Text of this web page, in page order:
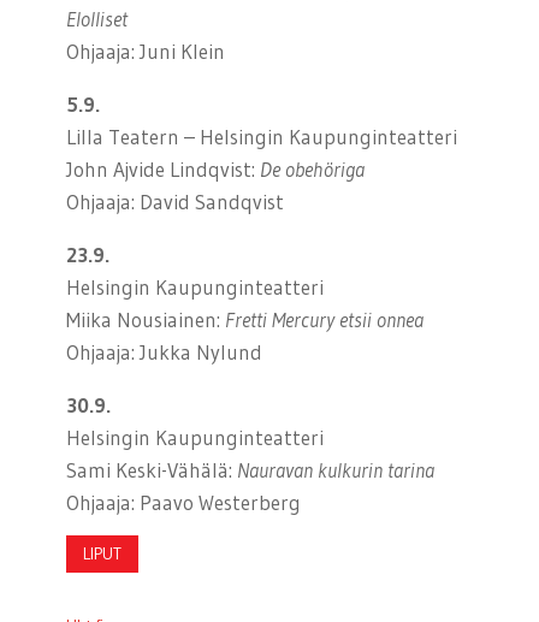
Elolliset
Ohjaaja: Juni Klein
5.9.
Lilla Teatern – Helsingin Kaupunginteatteri
John Ajvide Lindqvist: De obehöriga
Ohjaaja: David Sandqvist
23.9.
Helsingin Kaupunginteatteri
Miika Nousiainen: Fretti Mercury etsii onnea
Ohjaaja: Jukka Nylund
30.9.
Helsingin Kaupunginteatteri
Sami Keski-Vähälä: Nauravan kulkurin tarina
Ohjaaja: Paavo Westerberg
LIPUT